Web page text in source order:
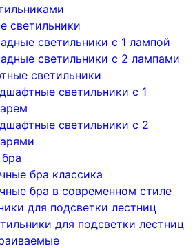
светильники
светильники с 1 лампой
светильники c 2 лампами
светильники
светильники с 1
светильники с 2
бра классика
бра в современном стиле
для подсветки лестниц
для подсветки лестниц